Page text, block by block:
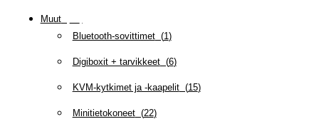
Muut(
Bluetooth-sovittimet(1)
Digiboxit + tarvikkeet(6)
KVM-kytkimet ja -kaapelit(15)
Minitietokoneet(22)